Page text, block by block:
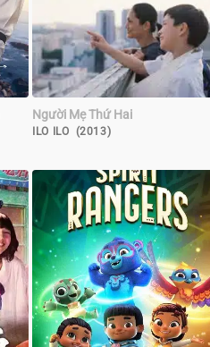
Người Mẹ Thứ Hai
ILO ILO (2013)